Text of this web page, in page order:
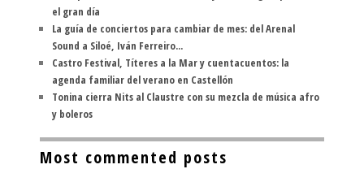
el gran día
La guía de conciertos para cambiar de mes: del Arenal
Sound a Siloé, Iván Ferreiro...
Castro Festival, Títeres a la Mar y cuentacuentos: la
agenda familiar del verano en Castellón
Tonina cierra Nits al Claustre con su mezcla de música afro
y boleros
Most commented posts